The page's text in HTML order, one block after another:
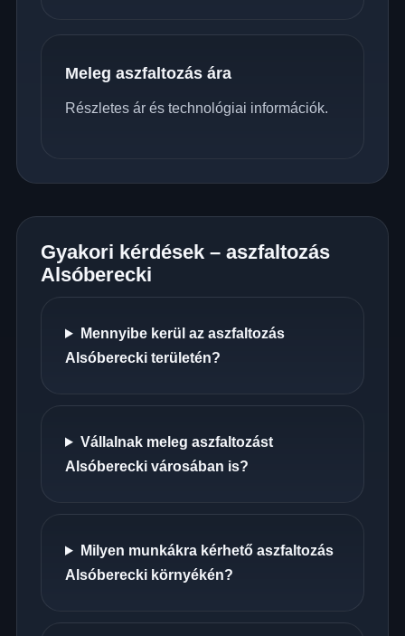
Meleg aszfaltozás ára
Részletes ár és technológiai információk.
Gyakori kérdések – aszfaltozás
Alsóberecki
Mennyibe kerül az aszfaltozás
Alsóberecki területén?
Vállalnak meleg aszfaltozást
Alsóberecki városában is?
Milyen munkákra kérhető aszfaltozás
Alsóberecki környékén?